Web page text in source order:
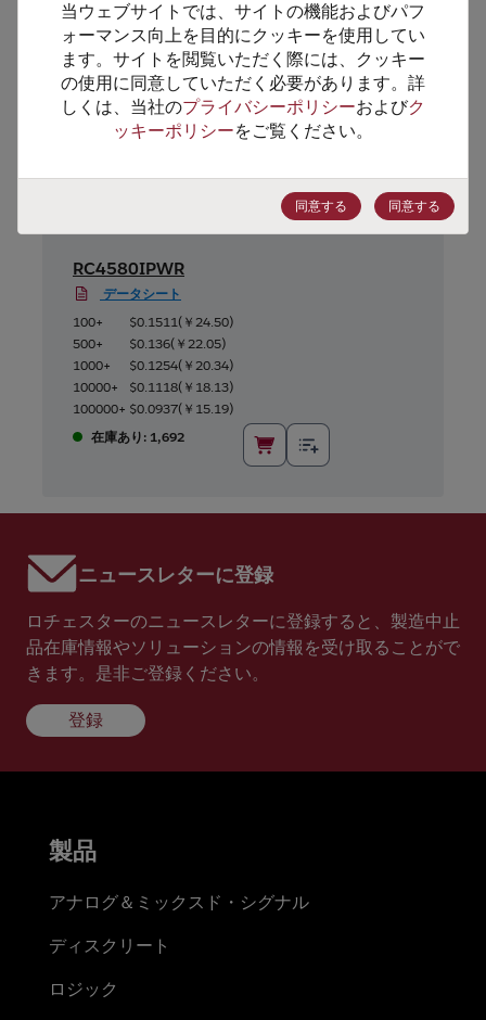
代替製品のご提案
RC4580IPWR
データシート
100+
$0.1511(￥24.50)
500+
$0.136(￥22.05)
1000+
$0.1254(￥20.34)
10000+
$0.1118(￥18.13)
100000+ $0.0937(￥15.19)
在庫あり: 1,692
ニュースレターに登録
ロチェスターのニュースレターに登録すると、製造中止
品在庫情報やソリューションの情報を受け取ることがで
きます。是非ご登録ください。
登録
当ウェブサイトでは、サイトの機能およびパフ
ォーマンス向上を目的にクッキーを使用してい
ます。サイトを閲覧いただく際には、クッキー
の使用に同意していただく必要があります。詳
しくは、当社のプライバシーポリシーおよびク
ッキーポリシーをご覧ください。
同意する 同意する
製品
アナログ＆ミックスド・シグナル
ディスクリート
ロジック